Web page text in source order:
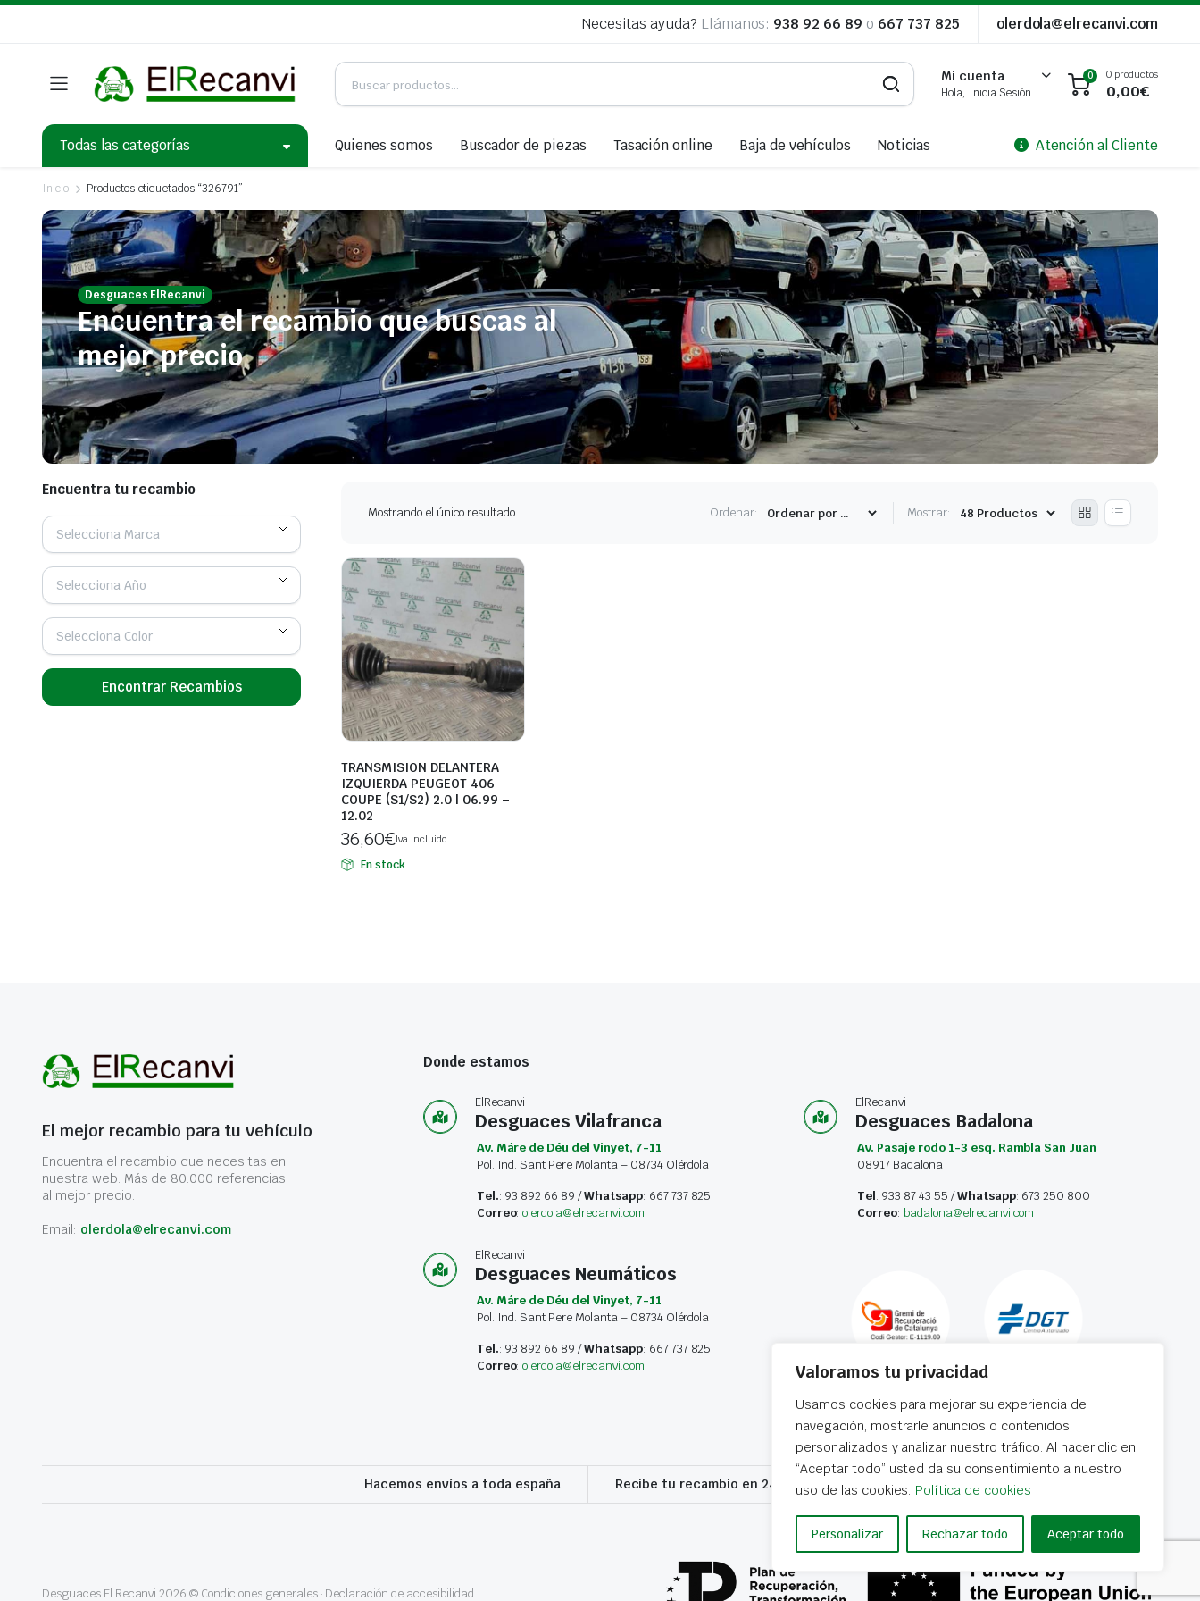
Valoramos tu privacidad
Usamos cookies para mejorar su experiencia de
navegación, mostrarle anuncios o contenidos
personalizados y analizar nuestro tráfico. Al hacer clic en
“Aceptar todo” usted da su consentimiento a nuestro
uso de las cookies. Política de cookies
Personalizar Rechazar todo Aceptar todo
Necesitas ayuda? Llámanos: 938 92 66 89 o 667 737 825 olerdola@elrecanvi.com
Mi cuenta
Hola, Inicia Sesión
0 0 productos
0,00€
Todas las categorías Quienes somos Buscador de piezas Tasación online Baja de vehículos Noticias Atención al Cliente
Inicio Productos etiquetados “326791”
Desguaces ElRecanvi
Encuentra el recambio que buscas al
mejor precio
Mostrando el único resultado Ordenar: Mostrar:
TRANSMISION DELANTERA
IZQUIERDA PEUGEOT 406
COUPE (S1/S2) 2.0 | 06.99 –
12.02
36,60€Iva incluido
En stock
Encuentra tu recambio
Selecciona Marca
Selecciona Año
Selecciona Color
Encontrar Recambios
El mejor recambio para tu vehículo
Encuentra el recambio que necesitas en
nuestra web. Más de 80.000 referencias
al mejor precio.
Email: olerdola@elrecanvi.com
Donde estamos
ElRecanvi
Desguaces Vilafranca
Av. Máre de Déu del Vinyet, 7-11
Pol. Ind. Sant Pere Molanta – 08734 Olérdola
Tel.: 93 892 66 89 /Whatsapp: 667 737 825
Correo:olerdola@elrecanvi.com
ElRecanvi
Desguaces Neumáticos
Av. Máre de Déu del Vinyet, 7-11
Pol. Ind. Sant Pere Molanta – 08734 Olérdola
Tel.: 93 892 66 89 /Whatsapp: 667 737 825
Correo:olerdola@elrecanvi.com
ElRecanvi
Desguaces Badalona
Av. Pasaje rodo 1-3 esq. Rambla San Juan
08917 Badalona
Tel. 933 87 43 55 /Whatsapp: 673 250 800
Correo: badalona@elrecanvi.com
Hacemos envíos a toda españa Recibe tu recambio en 24-72 horas
Desguaces El Recanvi 2026 © Condiciones generales· Declaración de accesibilidad